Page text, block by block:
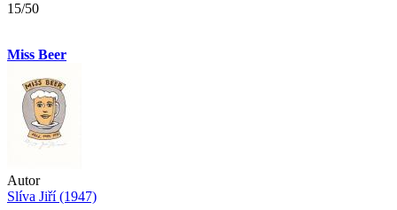
15/50
Miss Beer
Autor
Slíva Jiří (1947)